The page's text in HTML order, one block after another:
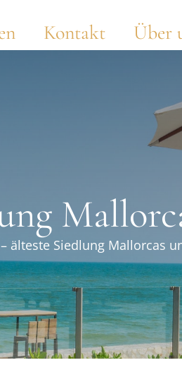
Kontakt Über
– älteste Siedlung Mallorcas